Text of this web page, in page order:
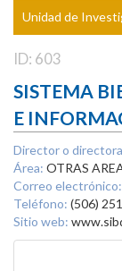
Unidad de
ID: 603
SISTEMA
E
Director o
Área: OTRAS
Correo electrónico:
Teléfono: (506)
Sitio web: